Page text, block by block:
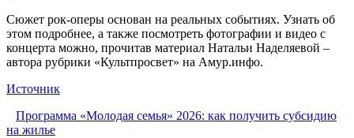
Сюжет рок-оперы основан на реальных событиях. Узнать об
этом подробнее, а также посмотреть фотографии и видео с
концерта можно, прочитав материал Натальи Наделяевой –
автора рубрики «Культпросвет» на Амур.инфо.
Источник
Программа «Молодая семья» 2026: как получить субсидию
на жилье